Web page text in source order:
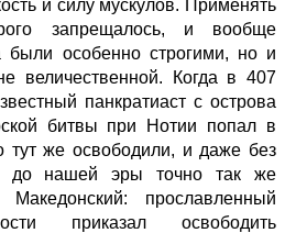
и силу мускулов. Применять
запрещалось, и вообще
были особенно строгими, но и
величественной. Когда в 407
панкратиаст с острова
битвы при Нотии попал в
тут же освободили, и даже без
до нашей эры точно так же
Македонский: прославленный
приказал освободить